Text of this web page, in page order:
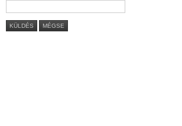
KÜLDÉS MÉGSE